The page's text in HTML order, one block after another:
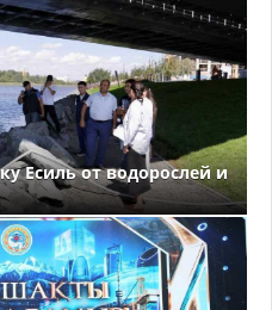
Есиль от водорослей и